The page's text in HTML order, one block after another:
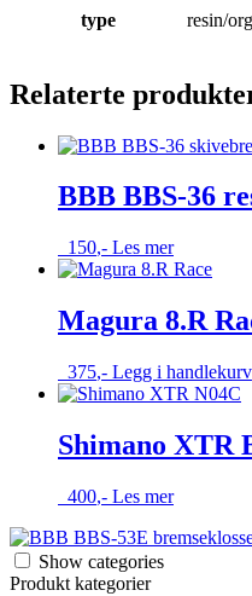
type resin/
Relaterte
BBB BBS-36
150,- Les mer
Magura 8.R
375,- Legg i handlekurv
Shimano XTR
400,- Les mer
Show categories
Produkt kategorier